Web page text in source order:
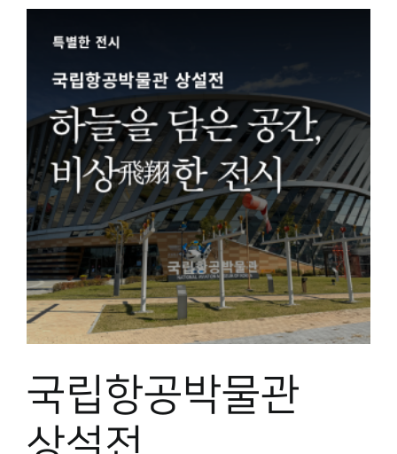
국립항공박물관